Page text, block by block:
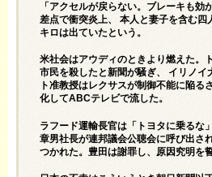
「アクセルが戻らない。ブレーキも効
差点で衝突炎上、 本人と妻子を含む四
キロは出ていたという。
米社会はアウディのときより燃えた。
市民を殺したと新聞が騒ぎ、 イリノイ
ト准教授はレクサスが制御不能に陥
化してABCテレビで流した。
ラフード運輸長官は「トヨタに乗るな
章男社長が連邦議会公聴会に呼び出さ
つかれた。豊田は謝罪し、原因究明を誓